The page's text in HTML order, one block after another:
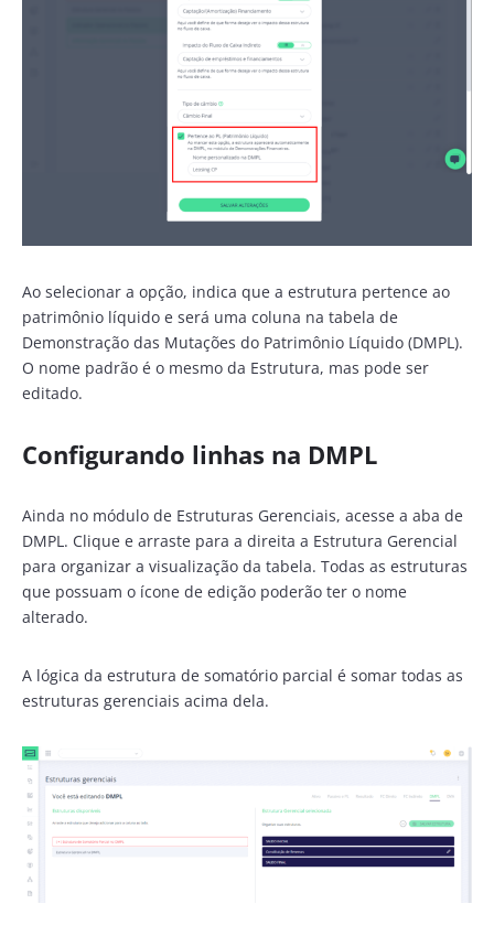
Ao selecionar a opção, indica que a estrutura pertence ao
patrimônio líquido e será uma coluna na tabela de
Demonstração das Mutações do Patrimônio Líquido (DMPL).
O nome padrão é o mesmo da Estrutura, mas pode ser
editado.
Configurando linhas na DMPL
Ainda no módulo de Estruturas Gerenciais, acesse a aba de
DMPL. Clique e arraste para a direita a Estrutura Gerencial
para organizar a visualização da tabela. Todas as estruturas
que possuam o ícone de edição poderão ter o nome
alterado.
A lógica da estrutura de somatório parcial é somar todas as
estruturas gerenciais acima dela.